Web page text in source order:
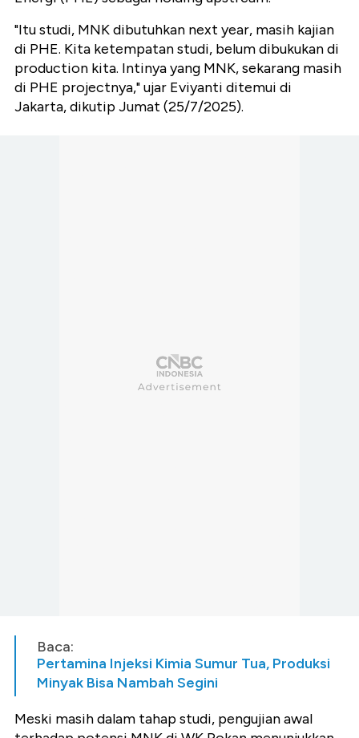
"Itu studi, MNK dibutuhkan next year, masih kajian
di PHE. Kita ketempatan studi, belum dibukukan di
production kita. Intinya yang MNK, sekarang masih
di PHE projectnya," ujar Eviyanti ditemui di
Jakarta, dikutip Jumat (25/7/2025).
Baca:
Pertamina Injeksi Kimia Sumur Tua, Produksi
Minyak Bisa Nambah Segini
Meski masih dalam tahap studi, pengujian awal